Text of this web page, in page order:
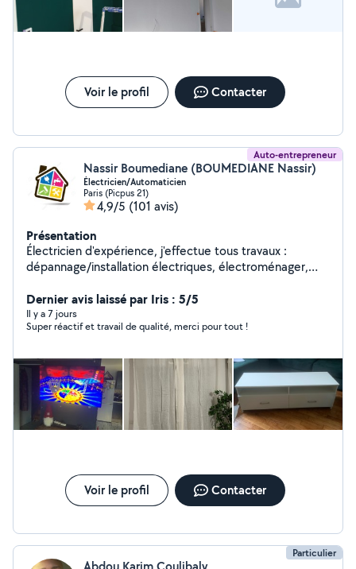
Voir le profil Contacter
Auto-entrepreneur
Nassir Boumediane (BOUMEDIANE Nassir)
Électricien/Automaticien
Paris (Picpus 21)
4,9/5 (101 avis)
Présentation
Électricien d'expérience, j'effectue tous travaux :
dépannage/installation électriques, électroménager,
montage/fixation de meuble, TV, salle de bain (paroi de
douche, porte-serviette, radiateurs, etc...).
Dernier avis laissé par Iris : 5/5
Il y a 7 jours
Super réactif et travail de qualité, merci pour tout !
Voir le profil Contacter
Particulier